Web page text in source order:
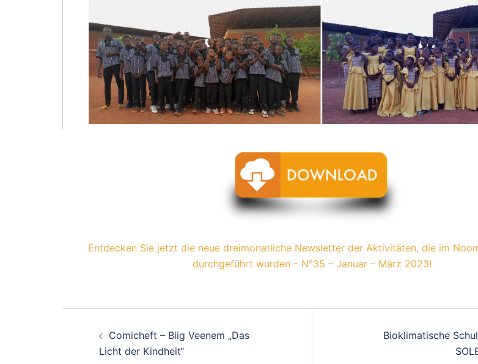
Entdecken Sie jetzt die neue dreimonatliche Newsletter der Aktivitäten, die im
durchgeführt wurden – N°35 – Januar – März 2023!
Beitragsnavigation
Comicheft – Biig Veenem „Das
Licht der Kindheit“
Bioklimatische